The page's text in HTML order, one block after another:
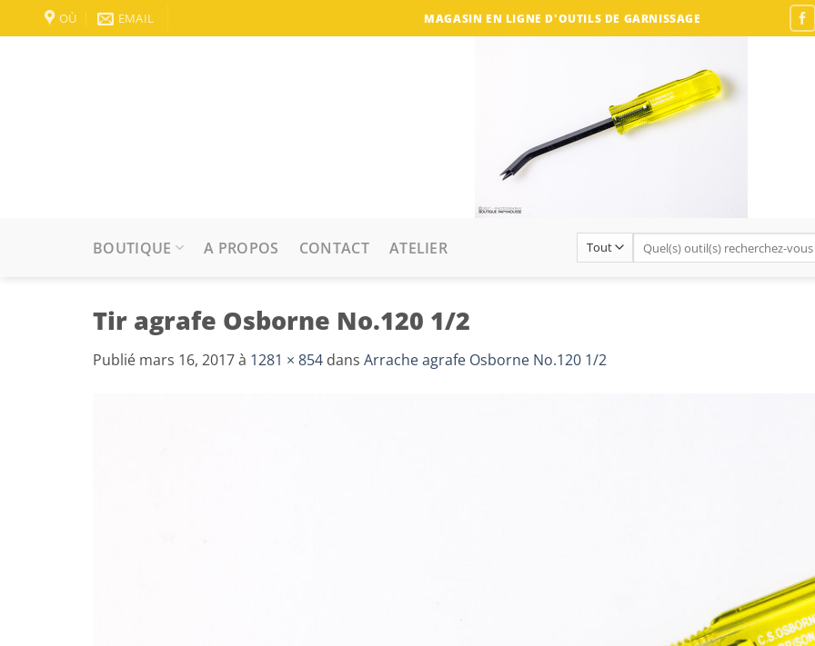
Passer
au
OÙ EMAIL MAGASIN EN LIGNE D'OUTILS DE GARNISSAGE
BOUTIQUE A PROPOS CONTACT ATELIER
Recherche
pour :
Tir agrafe Osborne No.120 1/2
Publié mars 16, 2017à 1281 × 854 dans Arrache agrafe Osborne No.120 1/2